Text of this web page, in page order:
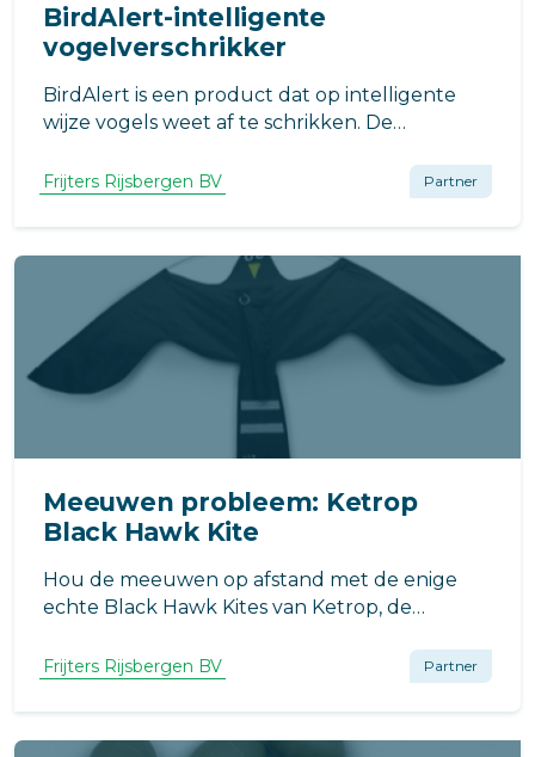
BirdAlert-intelligente
vogelverschrikker
BirdAlert is een product dat op intelligente
wijze vogels weet af te schrikken. De
herkennen zoals meeuwen, kraaiachtige,
spreeuwen en ganzen. De BirdAlert maakt
alleen geluid wanneer deze de te verjagen
vogel hoort.
Frijters Rijsbergen BV Partner
Meeuwen probleem: Ketrop
Black Hawk Kite
Hou de meeuwen op afstand met de enige
echte Black Hawk Kites van Ketrop, de
u van de juiste adviezen kan voorzien.
Vogelverschrikker.nl: de bedenkers van steeds
weer nieuwe oplossingen.
Frijters Rijsbergen BV Partner